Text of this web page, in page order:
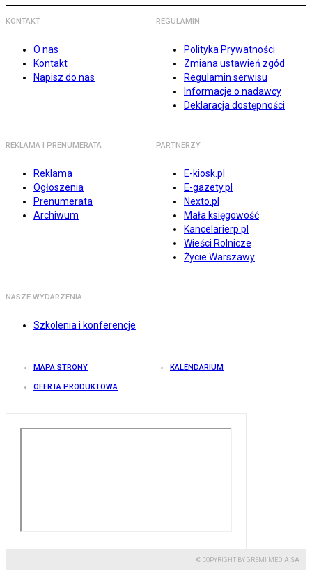
KONTAKT
O nas
Kontakt
Napisz do nas
REGULAMIN
Polityka Prywatności
Zmiana ustawień zgód
Regulamin serwisu
Informacje o nadawcy
Deklaracja dostępności
REKLAMA I PRENUMERATA
Reklama
Ogłoszenia
Prenumerata
Archiwum
PARTNERZY
E-kiosk.pl
E-gazety.pl
Nexto.pl
Mała księgowość
Kancelarierp.pl
Wieści Rolnicze
Życie Warszawy
NASZE WYDARZENIA
Szkolenia i konferencje
MAPA STRONY KALENDARIUM
OFERTA PRODUKTOWA
© COPYRIGHT BY GREMI MEDIA SA